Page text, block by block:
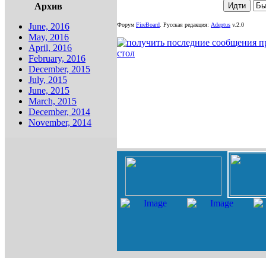
Архив
June, 2016
May, 2016
April, 2016
February, 2016
December, 2015
July, 2015
June, 2015
March, 2015
December, 2014
November, 2014
Форум FireBoard Русская редакция: Adeptus v.2.0